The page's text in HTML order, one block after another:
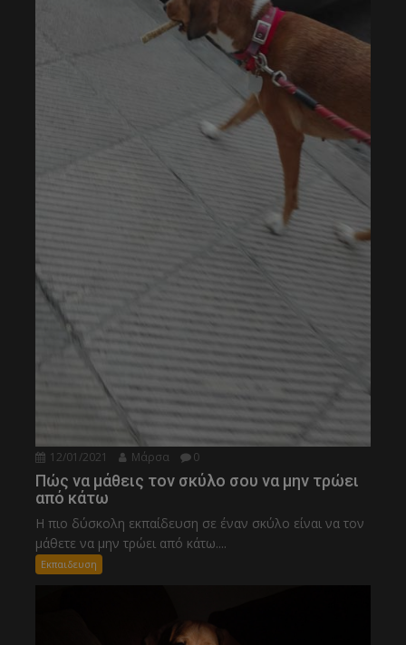
12/01/2021 Μάρσα 0
Πώς να μάθεις τον σκύλο σου να μην τρώει
από κάτω
Η πιο δύσκολη εκπαίδευση σε έναν σκύλο είναι να τον
μάθετε να μην τρώει από κάτω....
Εκπαιδευση